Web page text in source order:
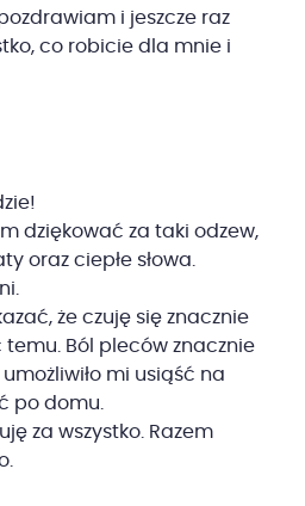
i jeszcze raz
co robicie dla mnie i
dziękować za taki odzew,
oraz ciepłe słowa.
że czuję się znacznie
temu. Ból pleców znacznie
umożliwiło mi usiąść na
po domu.
za wszystko. Razem